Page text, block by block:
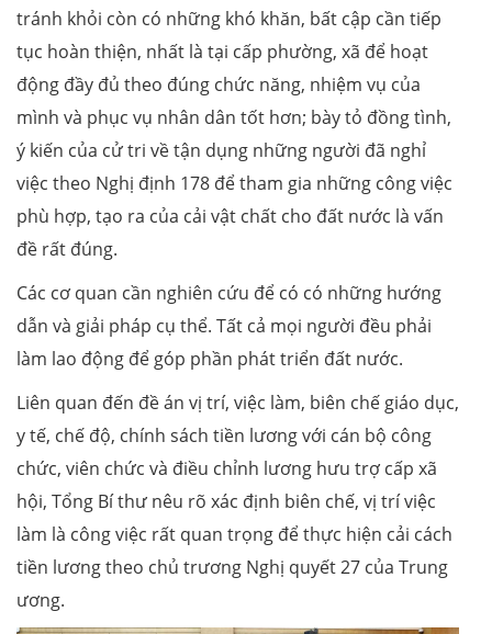
tránh khỏi còn có những khó khăn, bất cập cần tiếp
tục hoàn thiện, nhất là tại cấp phường, xã để hoạt
động đầy đủ theo đúng chức năng, nhiệm vụ của
mình và phục vụ nhân dân tốt hơn; bày tỏ đồng tình,
ý kiến của cử tri về tận dụng những người đã nghỉ
việc theo Nghị định 178 để tham gia những công việc
phù hợp, tạo ra của cải vật chất cho đất nước là vấn
đề rất đúng.
Các cơ quan cần nghiên cứu để có có những hướng
dẫn và giải pháp cụ thể. Tất cả mọi người đều phải
làm lao động để góp phần phát triển đất nước.
Liên quan đến đề án vị trí, việc làm, biên chế giáo dục,
y tế, chế độ, chính sách tiền lương với cán bộ công
chức, viên chức và điều chỉnh lương hưu trợ cấp xã
hội, Tổng Bí thư nêu rõ xác định biên chế, vị trí việc
làm là công việc rất quan trọng để thực hiện cải cách
tiền lương theo chủ trương Nghị quyết 27 của Trung
ương.